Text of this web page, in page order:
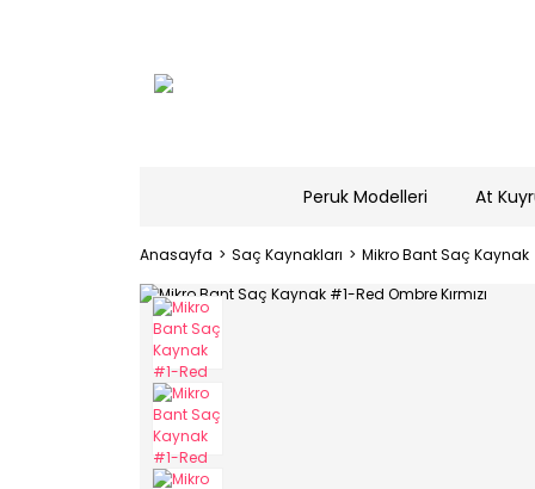
Peruk Modelleri At
Anasayfa Saç Kaynakları Mikro Bant Saç Kaynak